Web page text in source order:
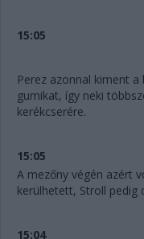
15:05
Perez azonnal kiment
gumikat, így neki
kerékcserére.
15:05
A mezőny végén azért
kerülhetett, Stroll pedig
15:04